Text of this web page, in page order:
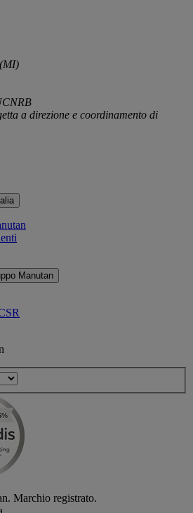
a direzione e coordinamento di
Manutan
Marchio registrato.